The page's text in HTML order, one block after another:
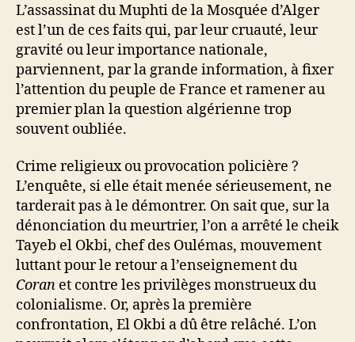
L’assassinat du Muphti de la Mosquée d’Alger
est l’un de ces faits qui, par leur cruauté, leur
gravité ou leur importance nationale,
parviennent, par la grande information, à fixer
l’attention du peuple de France et ramener au
premier plan la question algérienne trop
souvent oubliée.
Crime religieux ou provocation policière ?
L’enquête, si elle était menée sérieusement, ne
tarderait pas à le démontrer. On sait que, sur la
dénonciation du meurtrier, l’on a arrêté le cheik
Tayeb el Okbi, chef des Oulémas, mouvement
luttant pour le retour a l’enseignement du
Coran et contre les privilèges monstrueux du
colonialisme. Or, après la première
confrontation, El Okbi a dû être relâché. L’on